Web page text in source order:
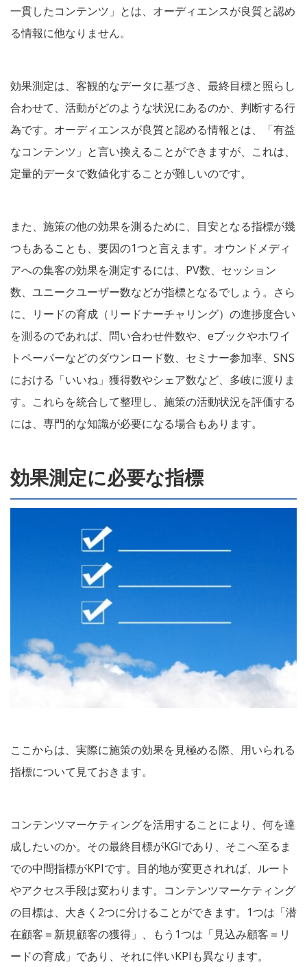
一貫したコンテンツ」とは、オーディエンスが良質と認め
る情報に他なりません。
効果測定は、客観的なデータに基づき、最終目標と照らし
合わせて、活動がどのような状況にあるのか、判断する行
為です。オーディエンスが良質と認める情報とは、「有益
なコンテンツ」と言い換えることができますが、これは、
定量的データで数値化することが難しいのです。
また、施策の他の効果を測るために、目安となる指標が幾
つもあることも、要因の1つと言えます。オウンドメディ
アへの集客の効果を測定するには、PV数、セッション
数、ユニークユーザー数などが指標となるでしょう。さら
に、リードの育成（リードナーチャリング）の進捗度合い
を測るのであれば、問い合わせ件数や、eブックやホワイ
トペーパーなどのダウンロード数、セミナー参加率、SNS
における「いいね」獲得数やシェア数など、多岐に渡りま
す。これらを統合して整理し、施策の活動状況を評価する
には、専門的な知識が必要になる場合もあります。
効果測定に必要な指標
ここからは、実際に施策の効果を見極める際、用いられる
指標について見ておきます。
コンテンツマーケティングを活用することにより、何を達
成したいのか。その最終目標がKGIであり、そこへ至るま
での中間指標がKPIです。目的地が変更されれば、ルート
やアクセス手段は変わります。コンテンツマーケティング
の目標は、大きく2つに分けることができます。1つは「潜
在顧客＝新規顧客の獲得」、もう1つは「見込み顧客＝リ
ードの育成」であり、それに伴いKPIも異なります。